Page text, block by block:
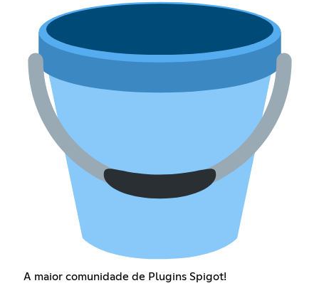
A maior comunidade de Plugins Spigot!